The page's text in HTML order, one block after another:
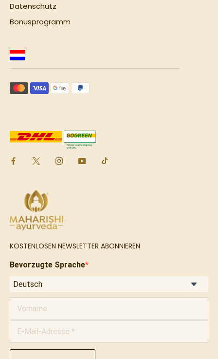
Datenschutz
Bonusprogramm
KOSTENLOSEN NEWSLETTER ABONNIEREN
Bevorzugte Sprache